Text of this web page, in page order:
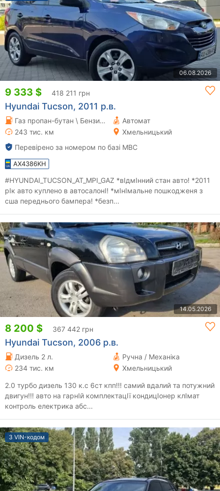
06.08.2026
9 333 $ 418 211 грн
Hyundai Tucson, 2011 р.в.
Газ пропан-бутан \ Бензин 2 л.
Автомат
243 тис. км
Хмельницький
Перевірено за номером по базі МВС
AX4386KH
#HYUNDAI_TUCSON_AT_MPI_GAZ *вІдмІнний стан авто! *2011
рІк авто куплено в автосалонІ! *мІнІмальне пошкодженя з
сша переднього бампера! *безп...
14.05.2026
8 200 $ 367 442 грн
Hyundai Tucson, 2006 р.в.
Дизель 2 л.
Ручна / Механіка
234 тис. км
Хмельницький
2.0 турбо дизель 130 к.с 6ст кпп!!! самий вдалий та потужний
двигун!!! авто на гарнІй комплектацІї кондицІонер клІмат
контроль електрика абс...
З VIN-кодом